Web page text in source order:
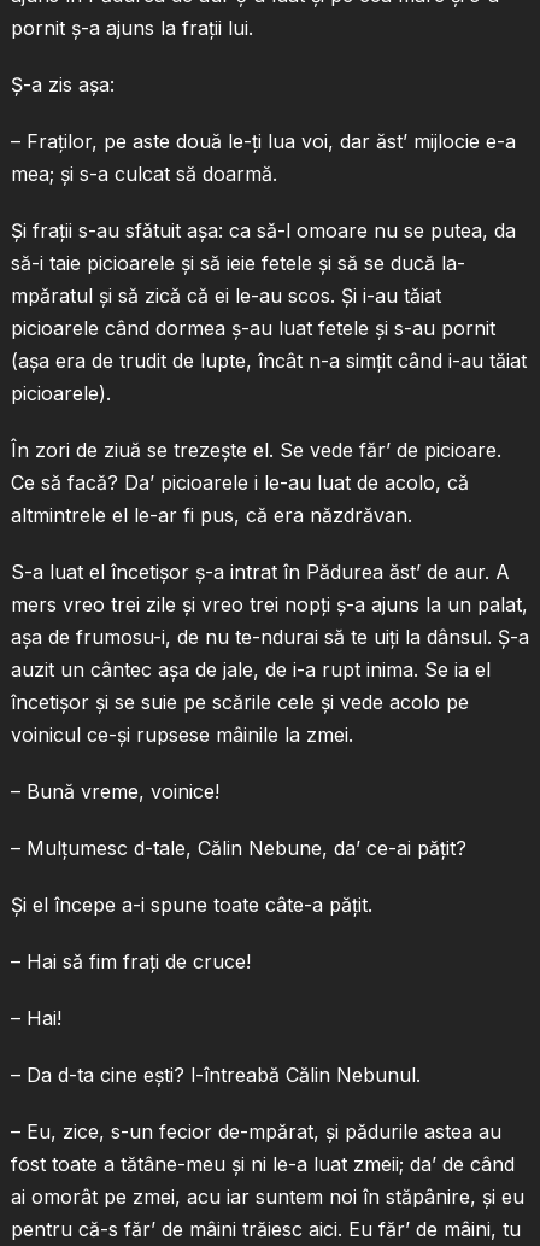
pornit ş-a ajuns la fraţii lui.
Ş-a zis aşa:
– Fraţilor, pe aste două le-ţi lua voi, dar ăst’ mijlocie e-a
mea; şi s-a culcat să doarmă.
Şi fraţii s-au sfătuit aşa: ca să-l omoare nu se putea, da
să-i taie picioarele şi să ieie fetele şi să se ducă la-
mpăratul şi să zică că ei le-au scos. Şi i-au tăiat
picioarele când dormea ş-au luat fetele şi s-au pornit
(aşa era de trudit de lupte, încât n-a simţit când i-au tăiat
picioarele).
În zori de ziuă se trezeşte el. Se vede făr’ de picioare.
Ce să facă? Da’ picioarele i le-au luat de acolo, că
altmintrele el le-ar fi pus, că era năzdrăvan.
S-a luat el încetişor ş-a intrat în Pădurea ăst’ de aur. A
mers vreo trei zile şi vreo trei nopţi ş-a ajuns la un palat,
aşa de frumosu-i, de nu te-ndurai să te uiţi la dânsul. Ş-a
auzit un cântec aşa de jale, de i-a rupt inima. Se ia el
încetişor şi se suie pe scările cele şi vede acolo pe
voinicul ce-şi rupsese mâinile la zmei.
– Bună vreme, voinice!
– Mulţumesc d-tale, Călin Nebune, da’ ce-ai păţit?
Şi el începe a-i spune toate câte-a păţit.
– Hai să fim fraţi de cruce!
– Hai!
– Da d-ta cine eşti? l-întreabă Călin Nebunul.
– Eu, zice, s-un fecior de-mpărat, şi pădurile astea au
fost toate a tătâne-meu şi ni le-a luat zmeii; da’ de când
ai omorât pe zmei, acu iar suntem noi în stăpânire, şi eu
pentru că-s făr’ de mâini trăiesc aici. Eu făr’ de mâini, tu